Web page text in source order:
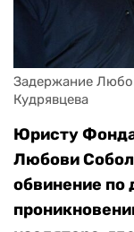
Задержание
Кудрявцева
Юристу
Любови
обвинение по